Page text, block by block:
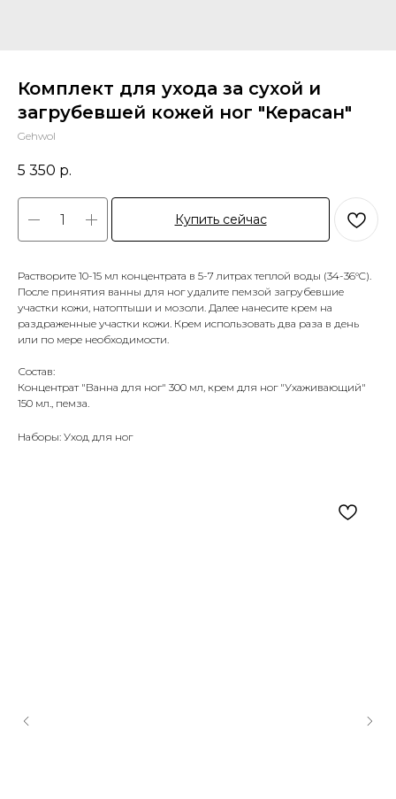
Комплект для ухода за сухой и
загрубевшей кожей ног "Керасан"
Gehwol
5 350 р.
Купить сейчас
Растворите 10-15 мл концентрата в 5-7 литрах теплой воды (34-36°C).
После принятия ванны для ног удалите пемзой загрубевшие
участки кожи, натоптыши и мозоли. Далее нанесите крем на
раздраженные участки кожи. Крем использовать два раза в день
или по мере необходимости.
Состав:
Концентрат "Ванна для ног" 300 мл, крем для ног "Ухаживающий"
150 мл., пемза.
Наборы: Уход для ног